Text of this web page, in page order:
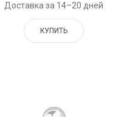
Доставка за 14–20 дней
КУПИТЬ